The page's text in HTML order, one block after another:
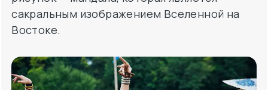
сакральным изображением Вселенной на
Востоке.